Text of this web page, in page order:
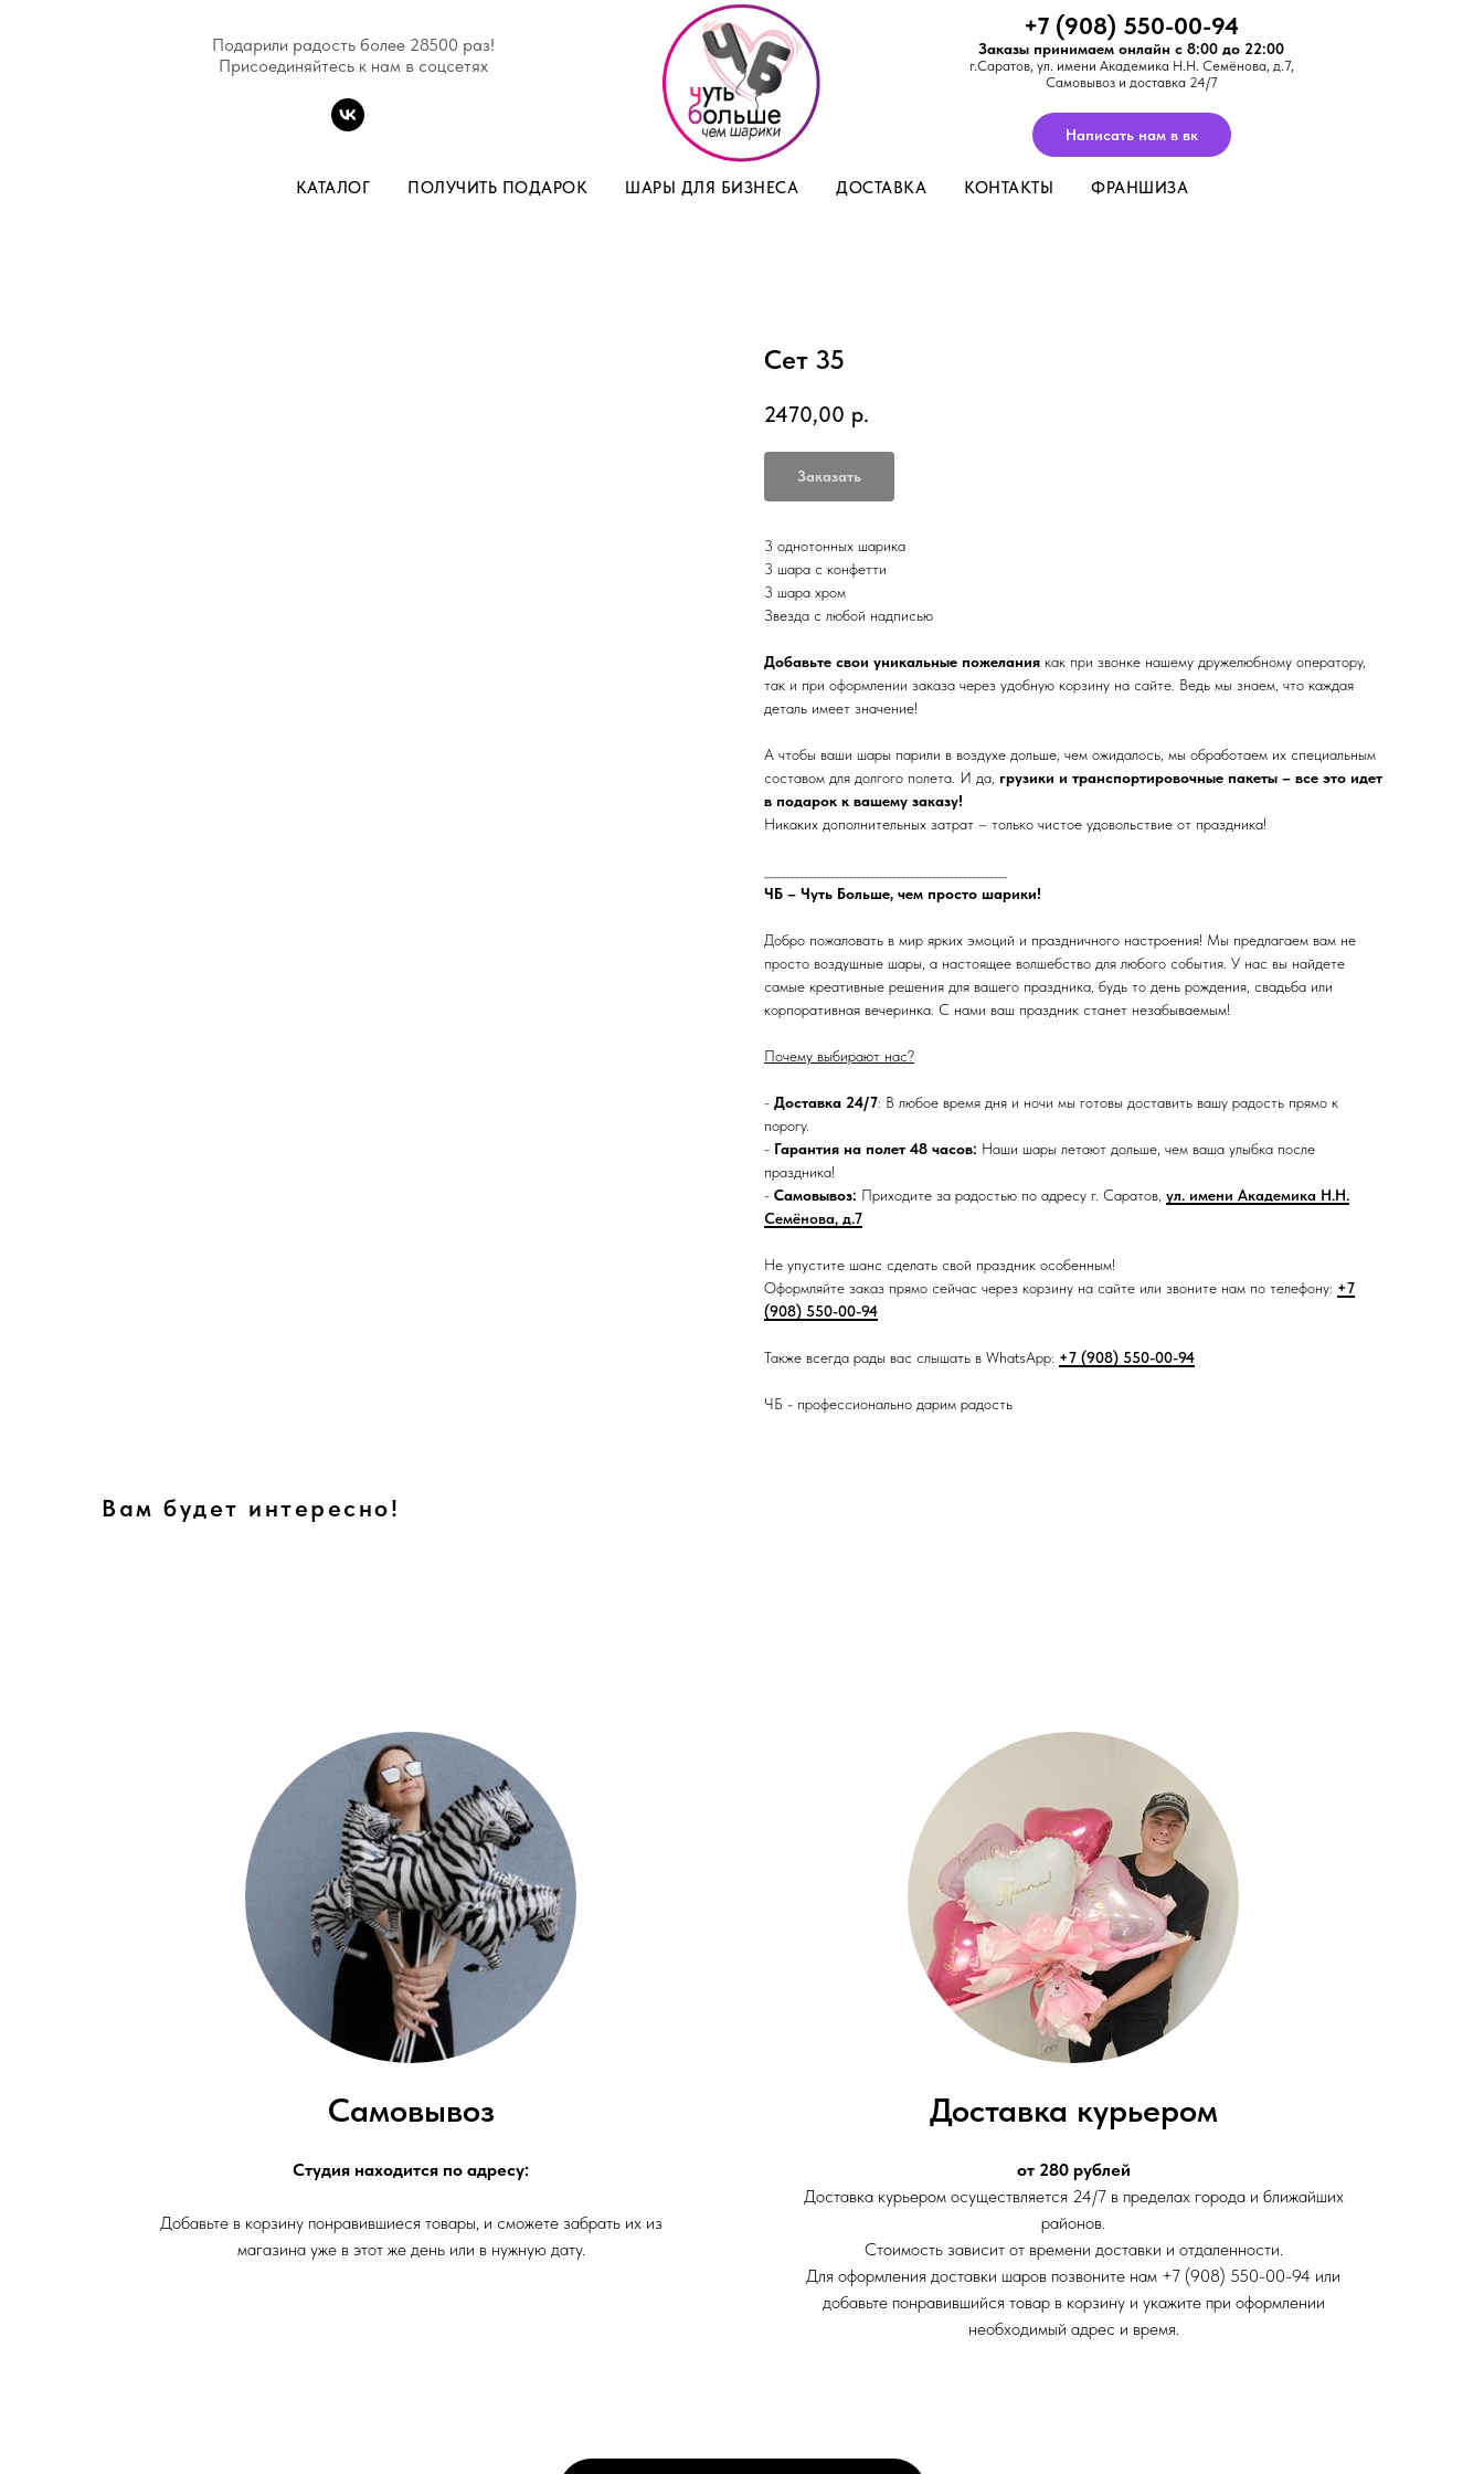
Подарили радость более 28500 раз!
Присоединяйтесь к нам в соцсетях
+7 (908) 550-00-94
Заказы принимаем онлайн с 8:00 до 22:00
г.Саратов, ул. имени Академика Н.Н. Семёнова, д.7,
Самовывоз и доставка 24/7
Написать нам в вк
КАТАЛОГ ПОЛУЧИТЬ ПОДАРОК ШАРЫ ДЛЯ БИЗНЕСА ДОСТАВКА КОНТАКТЫ ФРАНШИЗА
Сет 35
2470,00 р.
Заказать
3 однотонных шарика
3 шара с конфетти
3 шара хром
Звезда с любой надписью
Добавьте свои уникальные пожелания как при звонке нашему дружелюбному оператору,
так и при оформлении заказа через удобную корзину на сайте. Ведь мы знаем, что каждая
деталь имеет значение!
А чтобы ваши шары парили в воздухе дольше, чем ожидалось, мы обработаем их специальным
составом для долгого полета. И да, грузики и транспортировочные пакеты – все это идет
в подарок к вашему заказу!
Никаких дополнительных затрат – только чистое удовольствие от праздника!
ЧБ – Чуть Больше, чем просто шарики!
Добро пожаловать в мир ярких эмоций и праздничного настроения! Мы предлагаем вам не
просто воздушные шары, а настоящее волшебство для любого события. У нас вы найдете
самые креативные решения для вашего праздника, будь то день рождения, свадьба или
корпоративная вечеринка. С нами ваш праздник станет незабываемым!
Почему выбирают нас?
- Доставка 24/7: В любое время дня и ночи мы готовы доставить вашу радость прямо к
порогу.
- Гарантия на полет 48 часов: Наши шары летают дольше, чем ваша улыбка после
праздника!
- Самовывоз: Приходите за радостью по адресу г. Саратов, ул. имени Академика Н.Н.
Семёнова, д.7
Не упустите шанс сделать свой праздник особенным!
Оформляйте заказ прямо сейчас через корзину на сайте или звоните нам по телефону: +7
(908) 550-00-94
Также всегда рады вас слышать в WhatsApp: +7 (908) 550-00-94
ЧБ - профессионально дарим радость
Вам будет интересно!
Самовывоз
Студия находится по адресу:
Добавьте в корзину понравившиеся товары, и сможете забрать их из
магазина уже в этот же день или в нужную дату.
Доставка курьером
от 280 рублей
Доставка курьером осуществляется 24/7 в пределах города и ближайших
районов.
Стоимость зависит от времени доставки и отдаленности.
Для оформления доставки шаров позвоните нам +7 (908) 550-00-94 или
добавьте понравившийся товар в корзину и укажите при оформлении
необходимый адрес и время.